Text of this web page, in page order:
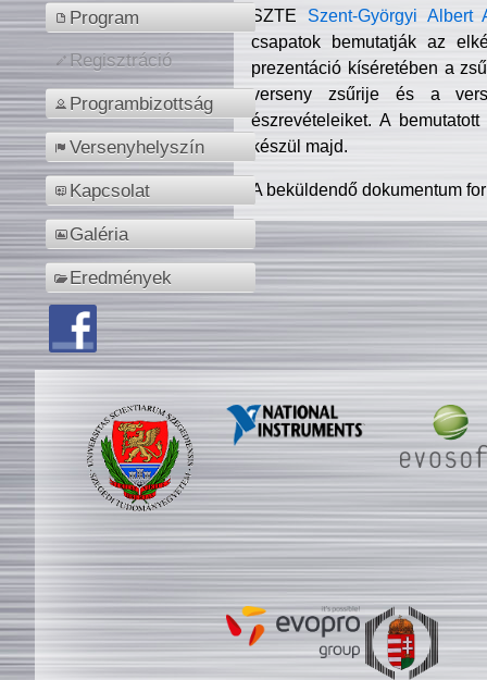
Program
Regisztráció
Programbizottság
Versenyhelyszín
Kapcsolat
Galéria
Eredmények
SZTE Szent-Györgyi Albert
csapatok bemutatják az
prezentáció kíséretében a
verseny zsűrije és a
észrevételeiket. A
készül majd.
A beküldendő dokumentum